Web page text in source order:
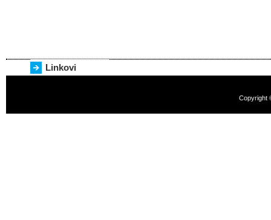
Linkovi
Copyright